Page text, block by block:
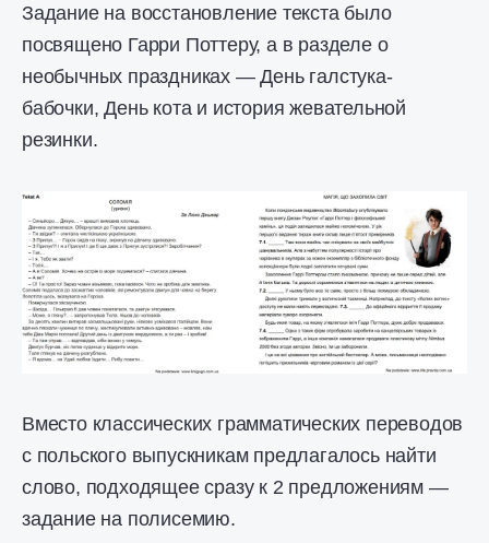
Задание на восстановление текста было
посвящено Гарри Поттеру, а в разделе о
необычных праздниках — День галстука-
бабочки, День кота и история жевательной
резинки.
Вместо классических грамматических переводов
с польского выпускникам предлагалось найти
слово, подходящее сразу к 2 предложениям —
задание на полисемию.